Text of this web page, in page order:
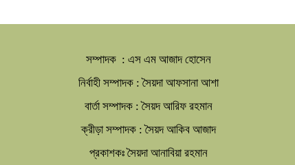
সম্পাদক : এস এম আজাদ হোসেন
নির্বাহী সম্পাদক : সৈয়দা আফসানা আশা
বার্তা সম্পাদক : সৈয়দ আরিফ রহমান
ক্রীড়া সম্পাদক : সৈয়দ আকিব আজাদ
প্রকাশকঃ সৈয়দা আনাবিয়া রহমান